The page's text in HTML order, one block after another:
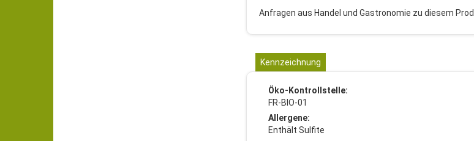
Anfragen aus Handel und Gastronomie zu diesem
Kennzeichnung
Öko-Kontrollstelle:
FR-BIO-01
Allergene:
Enthält Sulfite